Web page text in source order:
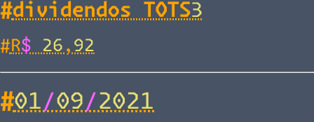
#dividendos TOTS3
# R$ 26,92
#01/09/2021